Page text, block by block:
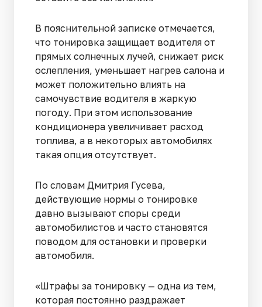
В пояснительной записке отмечается,
что тонировка защищает водителя от
прямых солнечных лучей, снижает риск
ослепления, уменьшает нагрев салона и
может положительно влиять на
самочувствие водителя в жаркую
погоду. При этом использование
кондиционера увеличивает расход
топлива, а в некоторых автомобилях
такая опция отсутствует.
По словам Дмитрия Гусева,
действующие нормы о тонировке
давно вызывают споры среди
автомобилистов и часто становятся
поводом для остановки и проверки
автомобиля.
«Штрафы за тонировку — одна из тем,
которая постоянно раздражает